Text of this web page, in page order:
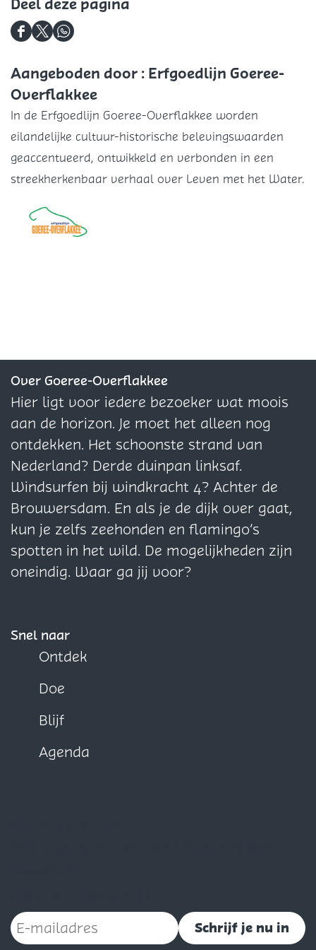
m
o
m
m
e
s
Deel deze pagina
D
e
l
d
e
z
e
p
F
a
c
e
b
o
o
k
D
e
l
d
e
z
e
p
a
p
X
D
e
l
d
e
z
e
a
p
W
h
a
t
s
A
p
p
Aangeboden door : Erfgoedlijn Goeree-
Overflakkee
In de Erfgoedlijn Goeree-Overflakkee worden
eilandelijke cultuur-historische belevingswaarden
geaccentueerd, ontwikkeld en verbonden in een
streekherkenbaar verhaal over Leven met het Water.
Over Goeree-Overflakkee
Hier ligt voor iedere bezoeker wat moois
aan de horizon. Je moet het alleen nog
ontdekken. Het schoonste strand van
Nederland? Derde duinpan linksaf.
Windsurfen bij windkracht 4? Achter de
Brouwersdam. En als je de dijk over gaat,
kun je zelfs zeehonden en flamingo’s
spotten in het wild. De mogelijkheden zijn
oneindig. Waar ga jij voor?
Snel naar
Ontdek
Doe
Blijf
Agenda
Schrijf je nu in